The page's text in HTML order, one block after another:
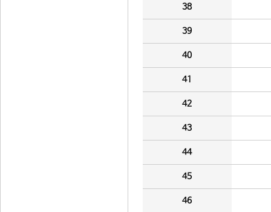
38
39
40
41
42
43
44
45
46